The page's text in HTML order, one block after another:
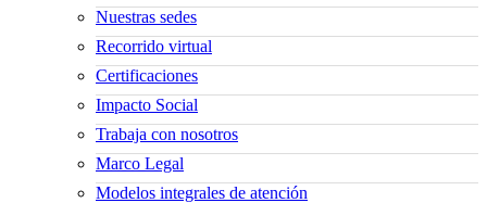
Nuestras sedes
Recorrido virtual
Certificaciones
Impacto Social
Trabaja con nosotros
Marco Legal
Modelos integrales de atención